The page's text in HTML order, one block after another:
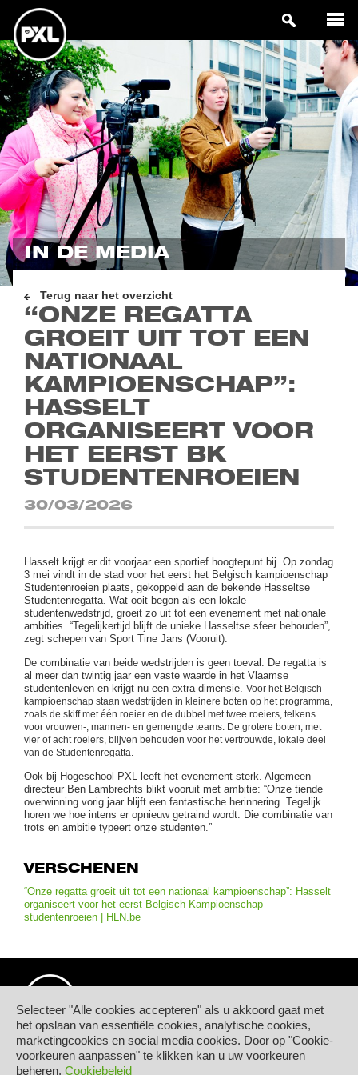
Selecteer "Alle cookies accepteren" als u akkoord gaat met
het opslaan van essentiële cookies, analytische cookies,
marketingcookies en social media cookies. Door op "Cookie-
voorkeuren aanpassen" te klikken kan u uw voorkeuren
beheren. Cookiebeleid
IN DE MEDIA
Terug naar het overzicht
“ONZE REGATTA
GROEIT UIT TOT EEN
NATIONAAL
KAMPIOENSCHAP”:
HASSELT
ORGANISEERT VOOR
HET EERST BK
STUDENTENROEIEN
30/03/2026
Hasselt krijgt er dit voorjaar een sportief hoogtepunt bij. Op zondag
3 mei vindt in de stad voor het eerst het Belgisch kampioenschap
Studentenroeien plaats, gekoppeld aan de bekende Hasseltse
Studentenregatta. Wat ooit begon als een lokale
studentenwedstrijd, groeit zo uit tot een evenement met nationale
ambities. “Tegelijkertijd blijft de unieke Hasseltse sfeer behouden”,
zegt schepen van Sport Tine Jans (Vooruit).
De combinatie van beide wedstrijden is geen toeval. De regatta is
al meer dan twintig jaar een vaste waarde in het Vlaamse
studentenleven en krijgt nu een extra dimensie.Voor het Belgisch
kampioenschap staan wedstrijden in kleinere boten op het programma,
zoals de skiff met één roeier en de dubbel met twee roeiers, telkens
voor vrouwen-, mannen- en gemengde teams. De grotere boten, met
vier of acht roeiers, blijven behouden voor het vertrouwde, lokale deel
van de Studentenregatta.
Ook bij Hogeschool PXL leeft het evenement sterk. Algemeen
directeur Ben Lambrechts blikt vooruit met ambitie: “Onze tiende
overwinning vorig jaar blijft een fantastische herinnering. Tegelijk
horen we hoe intens er opnieuw getraind wordt. Die combinatie van
trots en ambitie typeert onze studenten.”
VERSCHENEN
“Onze regatta groeit uit tot een nationaal kampioenschap”: Hasselt
organiseert voor het eerst Belgisch Kampioenschap
studentenroeien | HLN.be
© Hogeschool PXL
Elfde-Liniestraat 24
B-3500 HASSELT